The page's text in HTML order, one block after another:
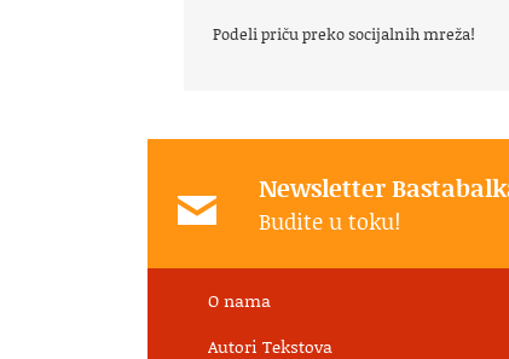
Podeli priču preko socijalnih mreža!
Newsletter
Budite u toku!
O nama
Autori Tekstova